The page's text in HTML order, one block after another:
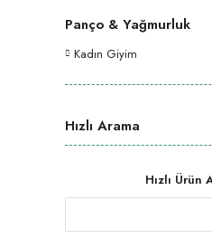
Panço & Yağmurluk
Kadın Giyim
Hızlı Arama
Hızlı Ürün